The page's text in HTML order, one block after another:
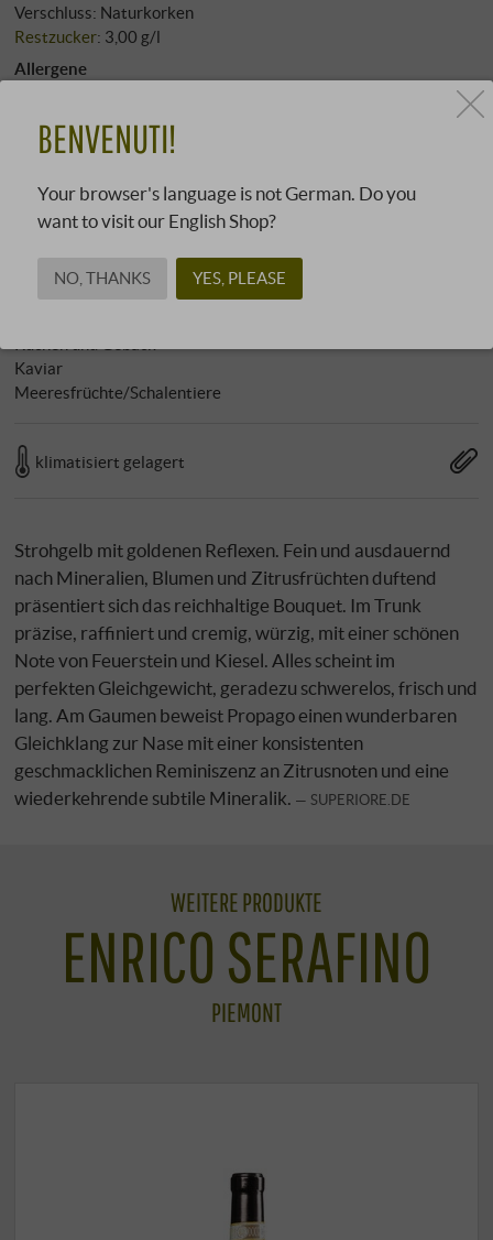
Verschluss: Naturkorken
Restzucker: 3,00 g/l
Allergene
Charakter
Leicht/frisch/spritzig
Elegant/mineralisch
Dazu passt
Apéritif
Kaviar
Meeresfrüchte/Schalentiere
klimatisiert gelagert
Strohgelb mit goldenen Reflexen. Fein und ausdauernd
nach Mineralien, Blumen und Zitrusfrüchten duftend
präsentiert sich das reichhaltige Bouquet. Im Trunk
präzise, raffiniert und cremig, würzig, mit einer schönen
Note von Feuerstein und Kiesel. Alles scheint im
perfekten Gleichgewicht, geradezu schwerelos, frisch und
lang. Am Gaumen beweist Propago einen wunderbaren
Gleichklang zur Nase mit einer konsistenten
geschmacklichen Reminiszenz an Zitrusnoten und eine
wiederkehrende subtile Mineralik.
SUPERIORE.DE
WEITERE PRODUKTE
ENRICO SERAFINO
PIEMONT
BENVENUTI!
Your browser's language is not German. Do you
want to visit our English Shop?
NO, THANKS YES, PLEASE